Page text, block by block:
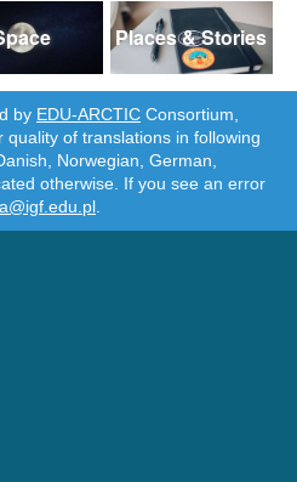
Places & Stories
by EDU-ARCTIC Consortium,
of translations in following
Norwegian, German,
otherwise. If you see an error